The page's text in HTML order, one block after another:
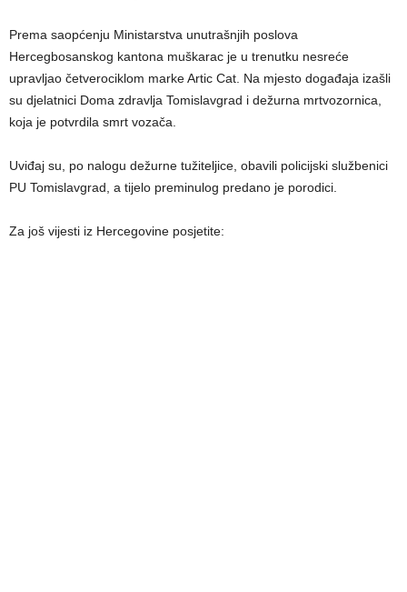
Prema saopćenju Ministarstva unutrašnjih poslova
Hercegbosanskog kantona muškarac je u trenutku nesreće
upravljao četverociklom marke Artic Cat. Na mjesto događaja izašli
su djelatnici Doma zdravlja Tomislavgrad i dežurna mrtvozornica,
koja je potvrdila smrt vozača.
Uviđaj su, po nalogu dežurne tužiteljice, obavili policijski službenici
PU Tomislavgrad, a tijelo preminulog predano je porodici.
Za još vijesti iz Hercegovine posjetite: